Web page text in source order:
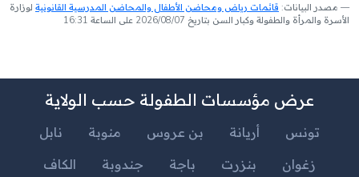
مصدر البيانات: قائمات رياض ومحاضن الأطفال والمحاضن المدرسية القانونية لوزارة
الأسرة والمرأة والطفولة وكبار السن بتاريخ 2026/08/07 على الساعة 16:31
عرض مؤسسات الطفولة حسب الولاية
تونس أريانة بن عروس منوبة
نابل
زغوان
بنزرت باجة جندوبة
الكاف